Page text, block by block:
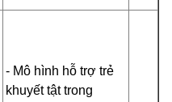
- Mô hình hỗ trợ trẻ
khuyết tật trong